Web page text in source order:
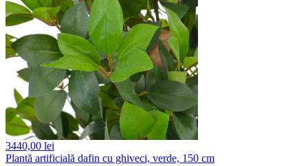
3440,00 lei
Plantă artificială dafin cu ghiveci, verde, 150 cm